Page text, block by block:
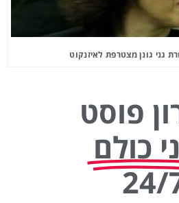
גני גונן מצטרפת לאיזנקוט
פוסט
כולם
24/